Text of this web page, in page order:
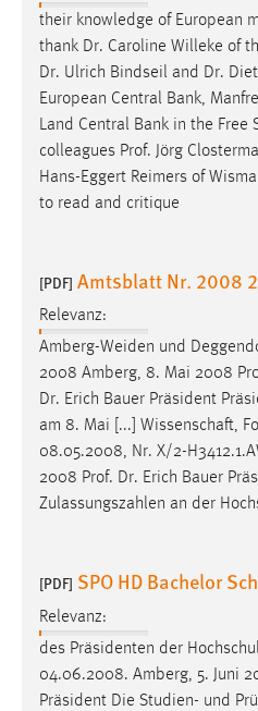
their knowledge of European
thank Dr. Caroline Willeke of
Dr. Ulrich Bindseil and Dr.
European Central Bank,
Land Central Bank in the Free
colleagues Prof. Jörg
Hans-Eggert Reimers of
to read and critique
[PDF] Amtsblatt Nr. 2008 2
Relevanz:
Amberg-Weiden und
2008 Amberg, 8. Mai 2008
Dr. Erich Bauer Präsident
am 8. Mai [...] Wissenschaft,
08.05.2008, Nr. X/2-
2008 Prof. Dr. Erich Bauer
Zulassungszahlen an der
[PDF] SPO HD Bachelor
Relevanz:
des Präsidenten der
04.06.2008. Amberg, 5. Juni
Präsident Die Studien- und
YouTube
Vimeo